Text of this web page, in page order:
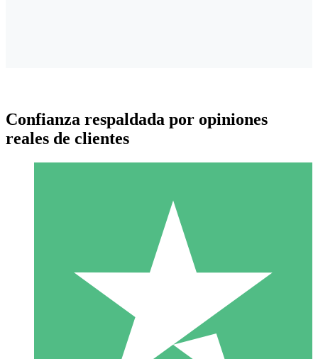
Paquetes de Créditos Individuales
Paga según el uso con créditos de descarga. Sin compromiso
10 00
Confianza respaldada por opiniones
reales de clientes